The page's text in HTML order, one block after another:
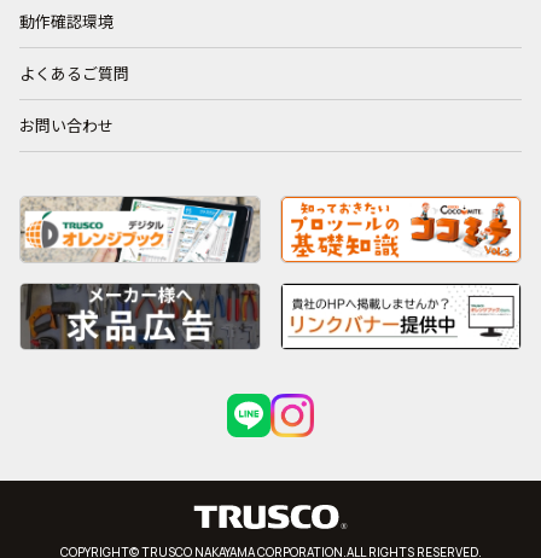
動作確認環境
よくあるご質問
お問い合わせ
COPYRIGHT© TRUSCO NAKAYAMA CORPORATION.ALL RIGHTS RESERVED.